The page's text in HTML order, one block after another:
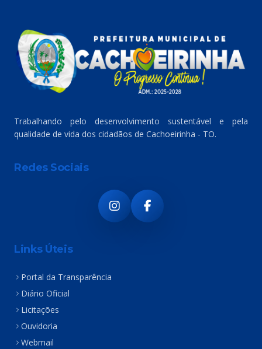
Trabalhando pelo desenvolvimento sustentável e pela
qualidade de vida dos cidadãos de Cachoeirinha - TO.
Redes Sociais
Links Úteis
Portal da Transparência
Diário Oficial
Licitações
Ouvidoria
Webmail